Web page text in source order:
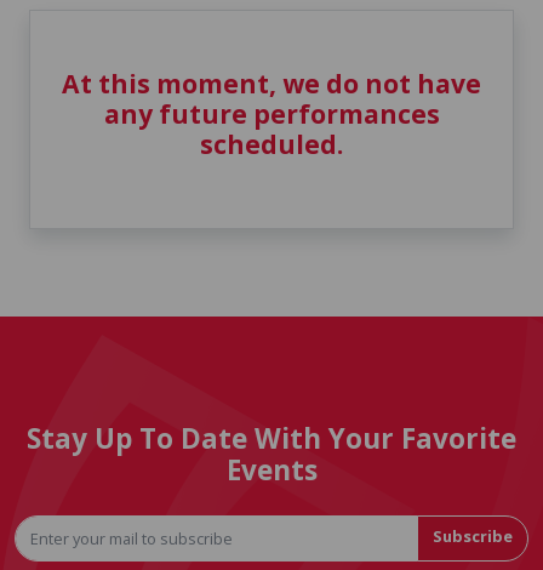
At this moment, we do not have
any future performances
scheduled.
Stay Up To Date With Your Favorite
Events
Subscribe